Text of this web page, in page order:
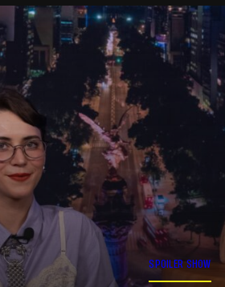
SPOILER SHOW